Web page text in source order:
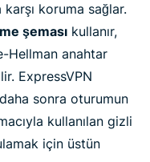
koruma sağlar.
şeması kullanır,
Hellman anahtar
ExpressVPN
sonra oturumun
kullanılan gizli
için üstün